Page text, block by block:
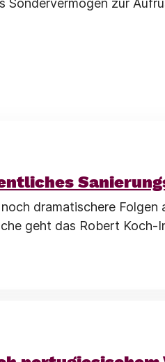
Sondervermögen zur
dramatischere Folgen
geht das Robert